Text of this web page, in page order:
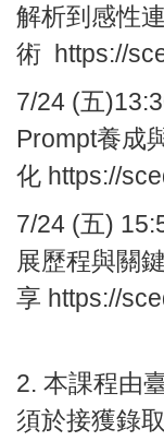
解析到感性
術 https://
7/24 (五
Prompt養成
化 https://
7/24 (五)
展歷程與關
享 https://
2. 本課程由
須於接獲錄